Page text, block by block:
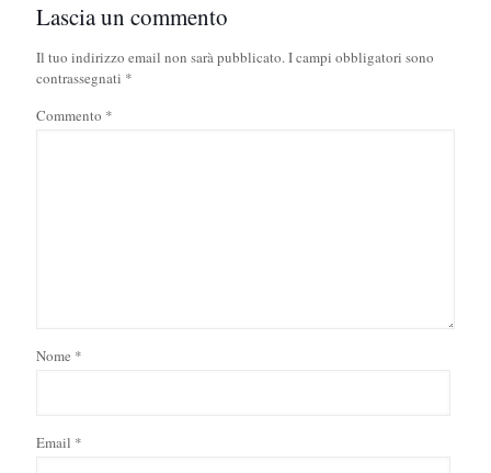
Lascia un commento
Il tuo indirizzo email non sarà pubblicato.I campi obbligatori sono
contrassegnati *
Commento *
Nome *
Email *